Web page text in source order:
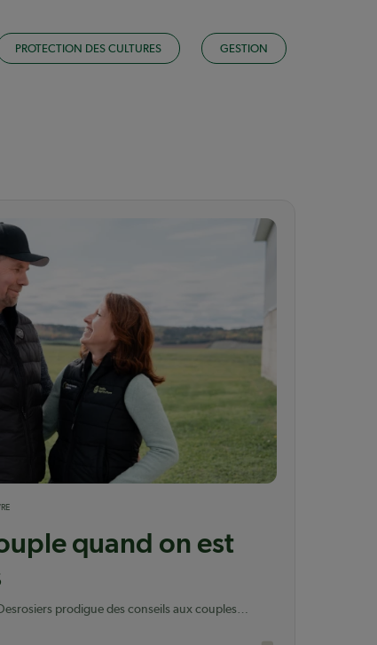
PROTECTION DES CULTURES GESTION
quand on est
prodigue des conseils aux couples